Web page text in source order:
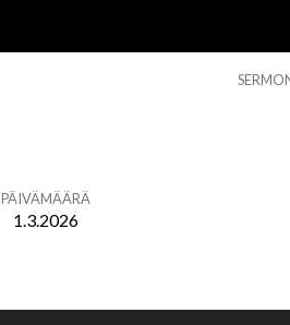
PÄIVÄMÄÄRÄ
1.3.2026